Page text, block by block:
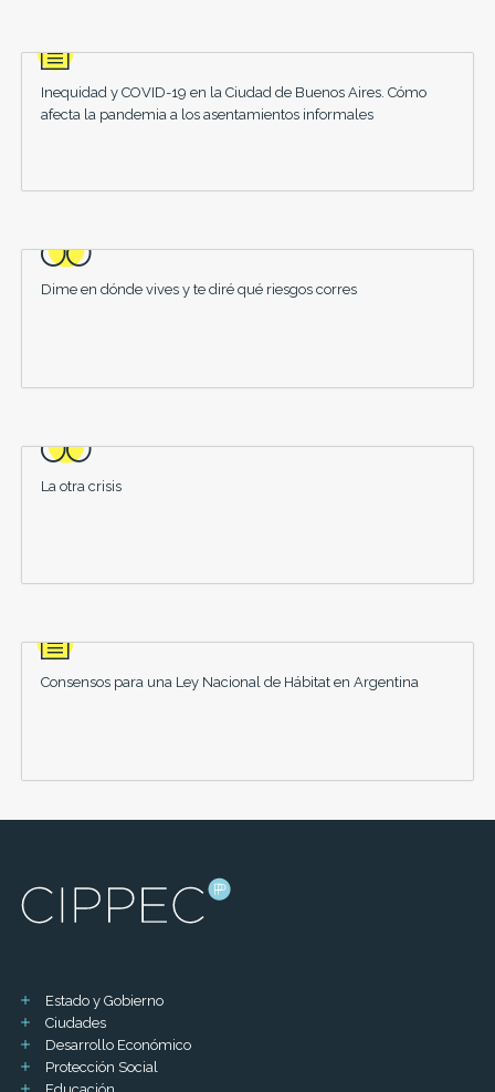
Inequidad y COVID-19 en la Ciudad de Buenos Aires. Cómo
afecta la pandemia a los asentamientos informales
Dime en dónde vives y te diré qué riesgos corres
La otra crisis
Consensos para una Ley Nacional de Hábitat en Argentina
Estado y Gobierno
Ciudades
Desarrollo Económico
Protección Social